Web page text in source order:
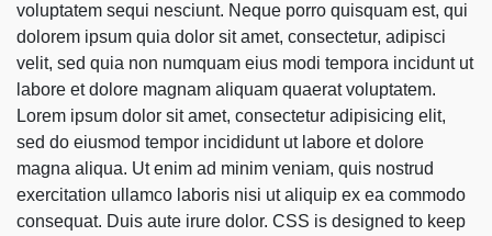
voluptatem sequi nesciunt. Neque porro quisquam est, qui
dolorem ipsum quia dolor sit amet, consectetur, adipisci
velit, sed quia non numquam eius modi tempora incidunt ut
labore et dolore magnam aliquam quaerat voluptatem.
Lorem ipsum dolor sit amet, consectetur adipisicing elit,
sed do eiusmod tempor incididunt ut labore et dolore
magna aliqua. Ut enim ad minim veniam, quis nostrud
exercitation ullamco laboris nisi ut aliquip ex ea commodo
consequat. Duis aute irure dolor. CSS is designed to keep